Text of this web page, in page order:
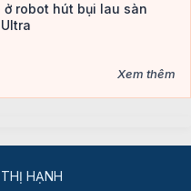
ở robot hút bụi lau sàn
Xem thêm
HẠNH